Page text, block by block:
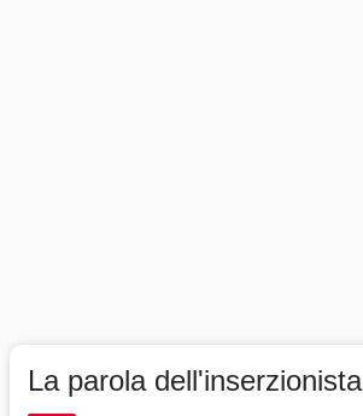
La parola dell'inserzionista